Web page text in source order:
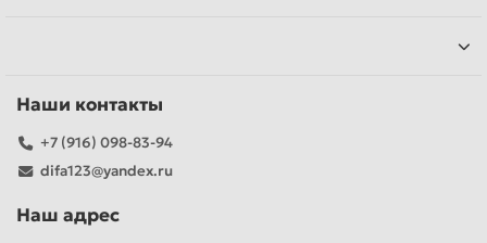
Наши контакты
+7 (916) 098-83-94
difa123@yandex.ru
Наш адрес